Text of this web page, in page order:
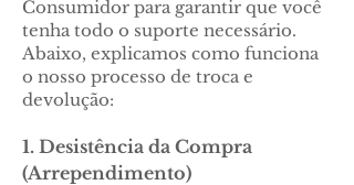
Consumidor para garantir que você
tenha todo o suporte necessário.
Abaixo, explicamos como funciona
o nosso processo de troca e
devolução:
1. Desistência da Compra
(Arrependimento)